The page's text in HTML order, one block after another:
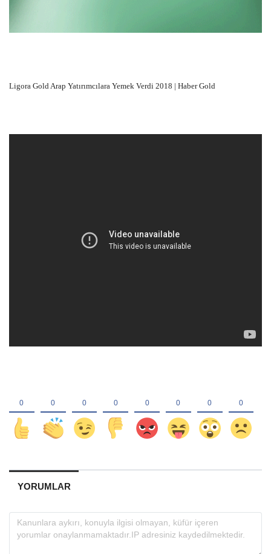
Ligora Gold Arap Yatırımcılara Yemek Verdi 2018 | Haber Gold
YORUMLAR